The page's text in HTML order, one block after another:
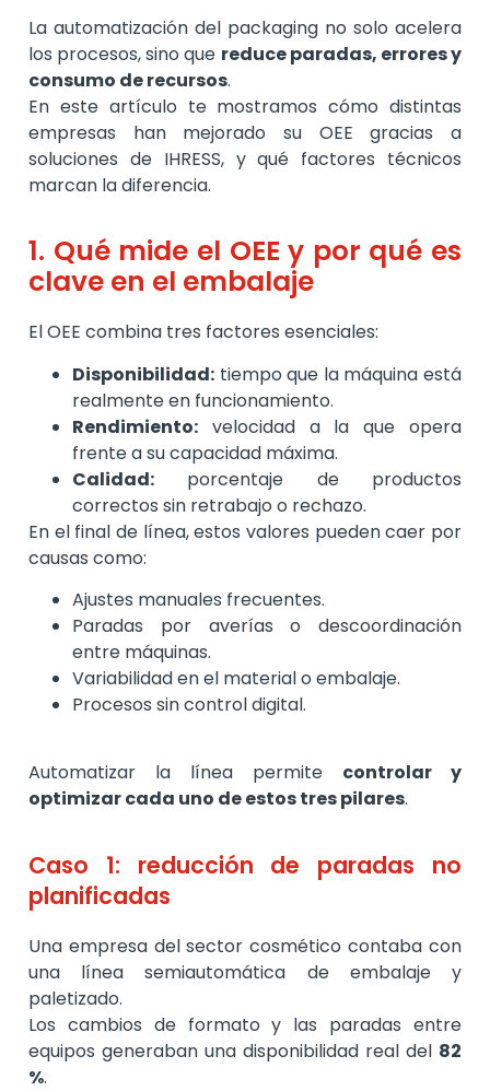
La automatización del packaging no solo acelera
los procesos, sino que reduce paradas, errores y
consumo de recursos.
En este artículo te mostramos cómo distintas
empresas han mejorado su OEE gracias a
soluciones de IHRESS, y qué factores técnicos
marcan la diferencia.
1. Qué mide el OEE y por qué es
clave en el embalaje
El OEE combina tres factores esenciales:
Disponibilidad: tiempo que la máquina está
realmente en funcionamiento.
Rendimiento: velocidad a la que opera
frente a su capacidad máxima.
Calidad: porcentaje de productos
correctos sin retrabajo o rechazo.
En el final de línea, estos valores pueden caer por
causas como:
Ajustes manuales frecuentes.
Paradas por averías o descoordinación
entre máquinas.
Variabilidad en el material o embalaje.
Procesos sin control digital.
Automatizar la línea permite controlar y
optimizar cada uno de estos tres pilares.
Caso 1: reducción de paradas no
planificadas
Una empresa del sector cosmético contaba con
una línea semiautomática de embalaje y
paletizado.
Los cambios de formato y las paradas entre
equipos generaban una disponibilidad real del 82
%.